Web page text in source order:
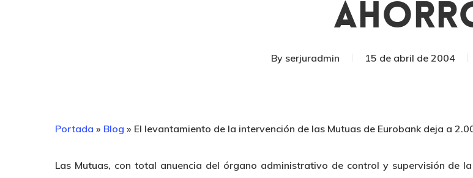
By serjuradmin 15 de abril de 2004
Portada » Blog » El levantamiento de la intervención de las Mutuas de Eurobank deja a
Las Mutuas, con total anuencia del órgano administrativo de control y supervisión de